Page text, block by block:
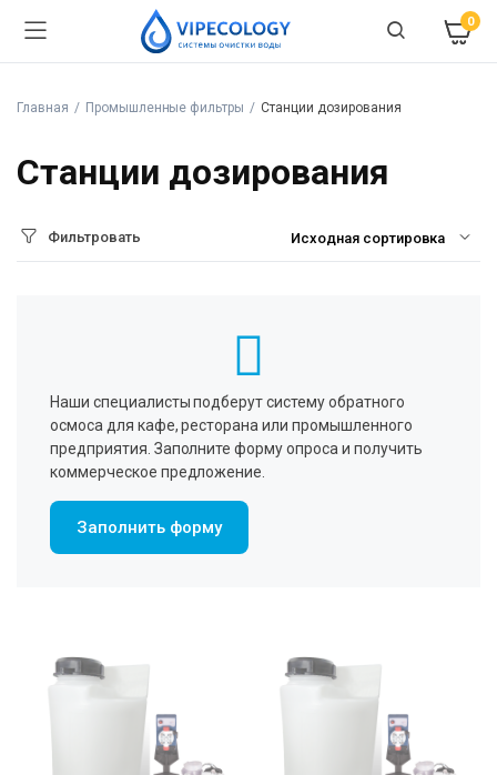
0
Главная Промышленные фильтры Станции дозирования
Станции дозирования
Фильтровать
Наши специалисты подберут систему обратного
осмоса для кафе, ресторана или промышленного
предприятия. Заполните форму опроса и получить
коммерческое предложение.
Заполнить форму